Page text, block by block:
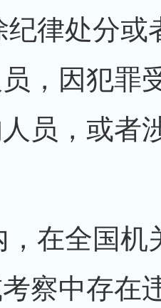
纪律处分
，因犯罪
员，或者
，在全国
察中存在